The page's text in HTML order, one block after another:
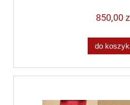
850,00
do